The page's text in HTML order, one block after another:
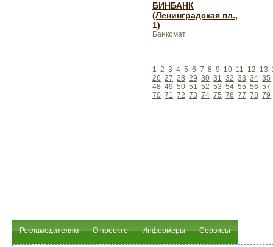
БИНБАНК
(Ленинградская пл.,
1)
Банкомат
1 2 3 4 5 6 7 8 9 10 11 12 13
26 27 28 29 30 31 32 33 34 35
48 49 50 51 52 53 54 55 56 57
70 71 72 73 74 75 76 77 78 79
Рекламодателям О проекте Информеры Сервисы